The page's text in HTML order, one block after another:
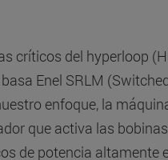
críticos del hyperloop
Enel SRLM
enfoque, la
que activa las
de potencia altamente